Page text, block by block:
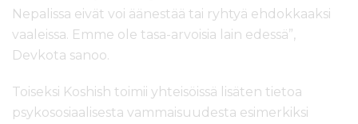
Nepalissa eivät voi äänestää tai ryhtyä ehdokkaaksi
vaaleissa. Emme ole tasa-arvoisia lain edessä”,
Devkota sanoo.
Toiseksi Koshish toimii yhteisöissä lisäten tietoa
psykososiaalisesta vammaisuudesta esimerkiksi